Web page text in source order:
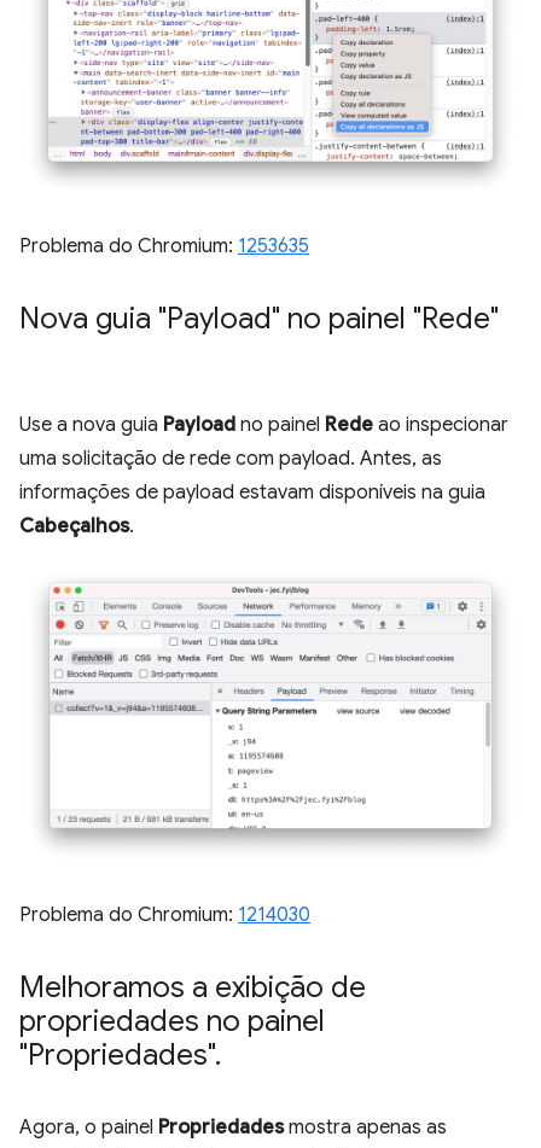
Problema do Chromium: 1253635
Nova guia "Payload" no painel "Rede"
Use a nova guia Payload no painel Rede ao inspecionar
uma solicitação de rede com payload. Antes, as
informações de payload estavam disponíveis na guia
Cabeçalhos.
Problema do Chromium: 1214030
Melhoramos a exibição de
propriedades no painel
"Propriedades".
Agora, o painel Propriedadesmostra apenas as